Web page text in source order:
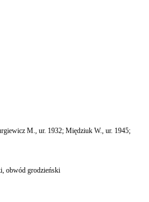
M., ur. 1932; Międziuk W., ur. 1945;
obwód grodzieński